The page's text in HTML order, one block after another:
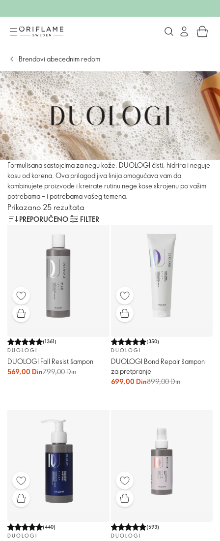
Brendovi abecednim redom
Formulisana sastojcima za negu kože, DUOLOGI čisti, hidrira i neguje
kosu od korena. Ova prilagodljiva linija omogućava vam da
kombinujete proizvode i kreirate rutinu nege kose skrojenu po vašim
potrebama – i potrebama vašeg temena.
Prikazano 25 rezultata
PREPORUČENO FILTER
(1361)
DUOLOGI
DUOLOGI Fall Resist šampon
569,00 Din799,00 Din
(350)
DUOLOGI
DUOLOGI Bond Repair šampon
za pretpranje
699,00 Din899,00 Din
(440)
DUOLOGI
(593)
DUOLOGI